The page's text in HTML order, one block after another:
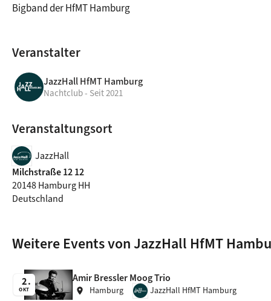
Veranstalter
JazzHall HfMT Hamburg
Nachtclub - Seit 2021
Veranstaltungsort
JazzHall
Milchstraße 12 12
20148 Hamburg HH
Deutschland
Bigband der HfMT Hamburg
Weitere Events von JazzHall HfMT
2
OKT
Amir Bressler Moog Trio
location_on Hamburg JazzHall HfMT Hamburg